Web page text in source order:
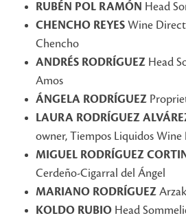
RUBÉN POL RAMÓN Head
CHENCHO REYES Wine
Chencho
ANDRÉS RODRÍGUEZ Head
Amos
ÁNGELA RODRÍGUEZ
LAURA RODRÍGUEZ
owner, Tiempos Liquidos Wine
MIGUEL RODRÍGUEZ
Cerdeño-Cigarral del Ángel
MARIANO RODRÍGUEZ Arzak
KOLDO RUBIO Head